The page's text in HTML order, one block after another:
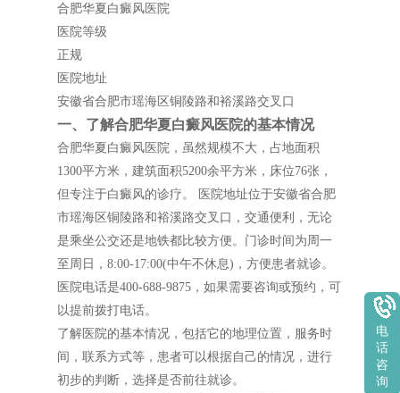
合肥华夏白癜风医院
医院等级
正规
医院地址
安徽省合肥市瑶海区铜陵路和裕溪路交叉口
一、了解合肥华夏白癜风医院的基本情况
合肥华夏白癜风医院，虽然规模不大，占地面积
1300平方米，建筑面积5200余平方米，床位76张，
但专注于白癜风的诊疗。 医院地址位于安徽省合肥
市瑶海区铜陵路和裕溪路交叉口，交通便利，无论
是乘坐公交还是地铁都比较方便。门诊时间为周一
至周日，8:00-17:00(中午不休息)，方便患者就诊。
医院电话是400-688-9875，如果需要咨询或预约，可
以提前拨打电话。
了解医院的基本情况，包括它的地理位置，服务时
间，联系方式等，患者可以根据自己的情况，进行
初步的判断，选择是否前往就诊。
电
话
咨
询